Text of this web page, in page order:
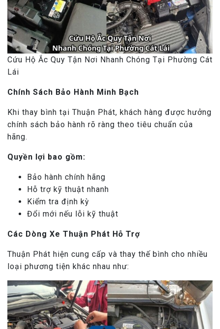
Cứu Hộ Ắc Quy Tận Nơi Nhanh Chóng Tại Phường Cát
Lái
Chính Sách Bảo Hành Minh Bạch
Khi thay bình tại Thuận Phát, khách hàng được hưởng
chính sách bảo hành rõ ràng theo tiêu chuẩn của
hãng.
Quyền lợi bao gồm:
Bảo hành chính hãng
Hỗ trợ kỹ thuật nhanh
Kiểm tra định kỳ
Đổi mới nếu lỗi kỹ thuật
Các Dòng Xe Thuận Phát Hỗ Trợ
Thuận Phát hiện cung cấp và thay thế bình cho nhiều
loại phương tiện khác nhau như: